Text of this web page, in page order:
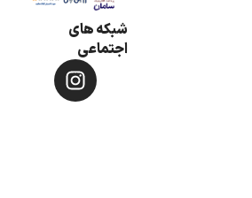
شبکه های
اجتماعی